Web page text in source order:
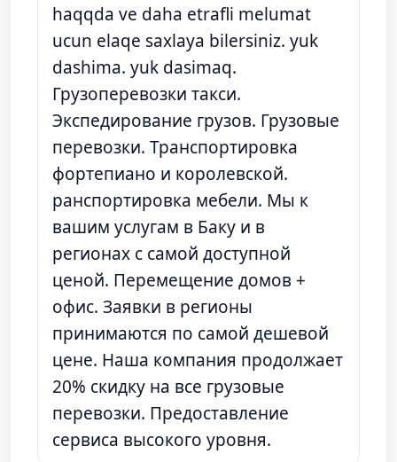
haqqda ve daha etrafli melumat
ucun elaqe saxlaya bilersiniz. yuk
dashima. yuk dasimaq.
Грузоперевозки такси.
Экспедирование грузов. Грузовые
перевозки. Транспортировка
фортепиано и королевской.
ранспортировка мебели. Мы к
вашим услугам в Баку и в
регионах с самой доступной
ценой. Перемещение домов +
офис. Заявки в регионы
принимаются по самой дешевой
цене. Наша компания продолжает
20% скидку на все грузовые
перевозки. Предоставление
сервиса высокого уровня.